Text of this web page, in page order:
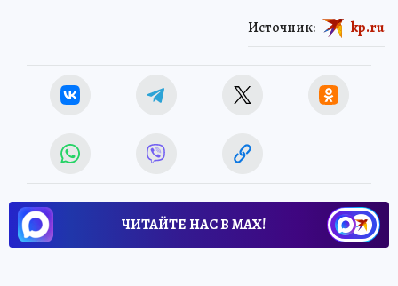
Источник: kp.ru
ЧИТАЙТЕ НАС В МАХ!